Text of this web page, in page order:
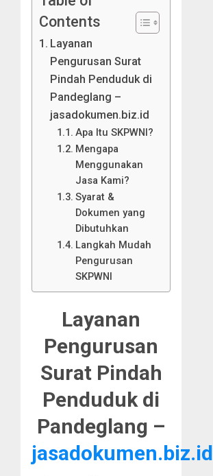
Contents
Layanan
Pengurusan Surat
Pindah Penduduk di
Pandeglang –
jasadokumen.biz.id
Apa Itu SKPWNI?
Mengapa
Menggunakan
Jasa Kami?
Syarat &
Dokumen yang
Dibutuhkan
Langkah Mudah
Pengurusan
SKPWNI
Layanan
Pengurusan
Surat Pindah
Penduduk di
Pandeglang –
jasadokumen.biz.id